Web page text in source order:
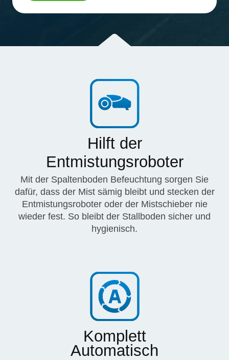
Hilft der
Entmistungsroboter
Mit der Spaltenboden Befeuchtung sorgen Sie
dafür, dass der Mist sämig bleibt und stecken der
Entmistungsroboter oder der Mistschieber nie
wieder fest. So bleibt der Stallboden sicher und
hygienisch.
Komplett
Automatisch